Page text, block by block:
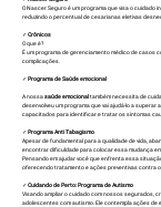
O Nascer Seguro é um programa que visa o cuidado
reduzindo o percentual de cesarianas eletivas
✓ Crônicos
O que é?
É um programa de gerenciamento médico de casos
complicações.
✓ Programa de Saúde emocional
A nossasaúde emocionaltambém necessita de
desenvolveu um programa que vai ajudá-lo a superar
capacitados para identificar e tratar os sintomas
✓ Programa Anti Tabagismo
Apesar de fundamental para a qualidade de vida,
encontrar dificuldade para colocar essa mudança
Pensando em ajudar você que enfrenta essa
oferecendo tratamento e ações preventivas contra
✓ Cuidando de Perto: Programa de Autismo
Visando ampliar o cuidado com nossos segurados,
adolescentes com autismo. Ele contempla ações de